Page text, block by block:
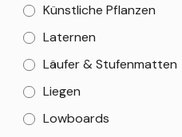
Künstliche Pflanzen
Laternen
Läufer & Stufenmatten
Liegen
Lowboards